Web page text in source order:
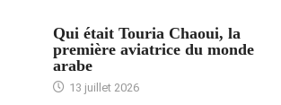
Qui était Touria Chaoui, la
première aviatrice du monde
arabe
13 juillet 2026